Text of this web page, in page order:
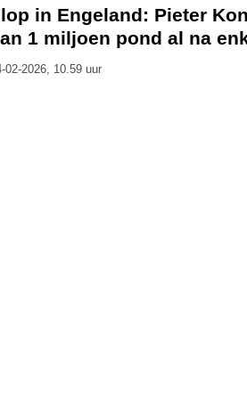
in Engeland: Pieter
1 miljoen pond al na
02-2026, 10.59 uur